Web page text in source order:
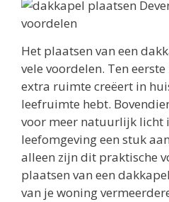
Het plaatsen van een
vele voordelen. Ten
extra ruimte creëert in
leefruimte hebt.
voor meer natuurlijk licht
leefomgeving een stuk
alleen zijn dit praktische
plaatsen van een
van je woning